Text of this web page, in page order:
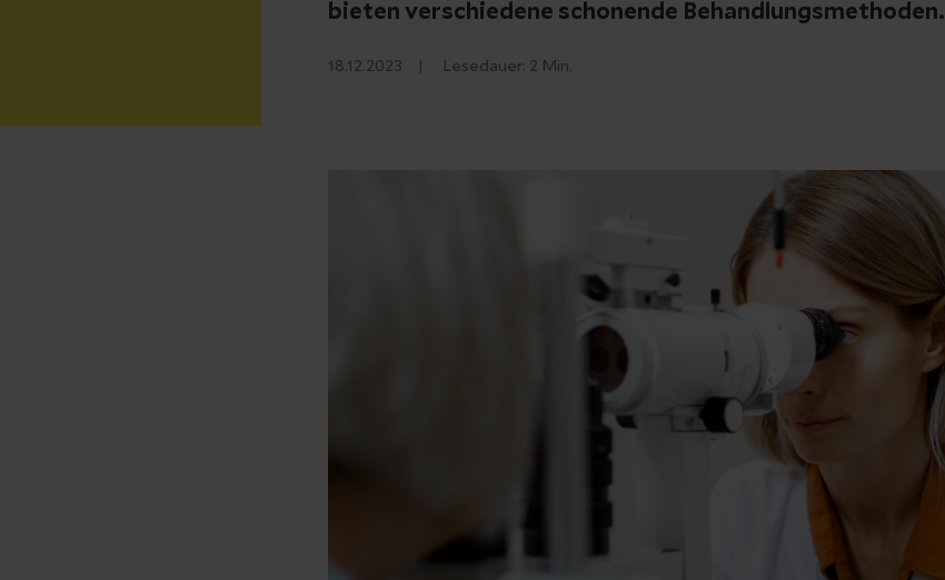
bieten verschiedene schonende Behandlungsmethoden.
18.12.2023 Lesedauer: 2 Min.